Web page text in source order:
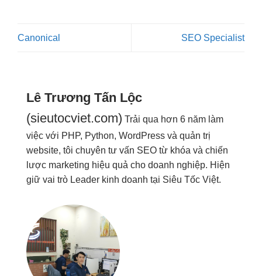
Canonical SEO Specialist
Lê Trương Tấn Lộc
(sieutocviet.com) Trải qua hơn 6 năm làm
việc với PHP, Python, WordPress và quản trị
website, tôi chuyên tư vấn SEO từ khóa và chiến
lược marketing hiệu quả cho doanh nghiệp. Hiện
giữ vai trò Leader kinh doanh tại Siêu Tốc Việt.